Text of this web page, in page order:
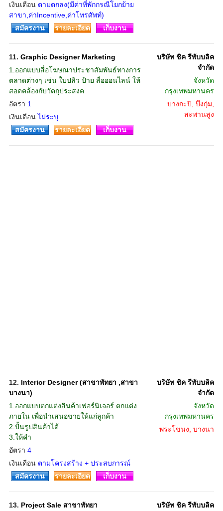
เงินเดือน ตามตกลง(มีค่าที่พักกรณีโยกย้าย
สาขา,ค่าIncentive,ค่าโทรศัพท์)
สมัครงาน รายละเอียด เก็บงาน
11. Graphic Designer Marketing
1.ออกแบบสื่อโฆษณาประชาสัมพันธ์ทางการ
ตลาดต่างๆ เช่น ใบปลิว ป้าย สื่อออนไลน์ ให้
สอดคล้องกับวัตถุประสงค
อัตรา 1
เงินเดือนไม่ระบุ
บริษัท ชิค รีพับบลิค
จำกัด
จังหวัด
กรุงเทพมหานคร
บางกะปิ, บึงกุ่ม,
สะพานสูง
สมัครงาน
รายละเอียด เก็บงาน
12. Interior Designer (สาขาพัทยา ,สาขา
บางนา)
1.ออกแบบตกแต่งสินค้าเฟอร์นิเจอร์ ตกแต่ง
ภายใน เพื่อนำเสนอขายให้แก่ลูกค้า
2.ปั้นรูปสินค้าได้
3.ให้คำ
อัตรา 4
เงินเดือน ตามโครงสร้าง + ประสบการณ์
บริษัท ชิค รีพับบลิค
จำกัด
จังหวัด
กรุงเทพมหานคร
พระโขนง, บางนา
สมัครงาน รายละเอียด เก็บงาน
13. Project Sale สาขาพัทยา
บริษัท ชิค รีพับบลิค